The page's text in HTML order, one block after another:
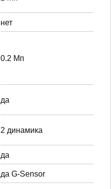
нет
0.2 Мп
да
2 динамика
да
да G-Sensor